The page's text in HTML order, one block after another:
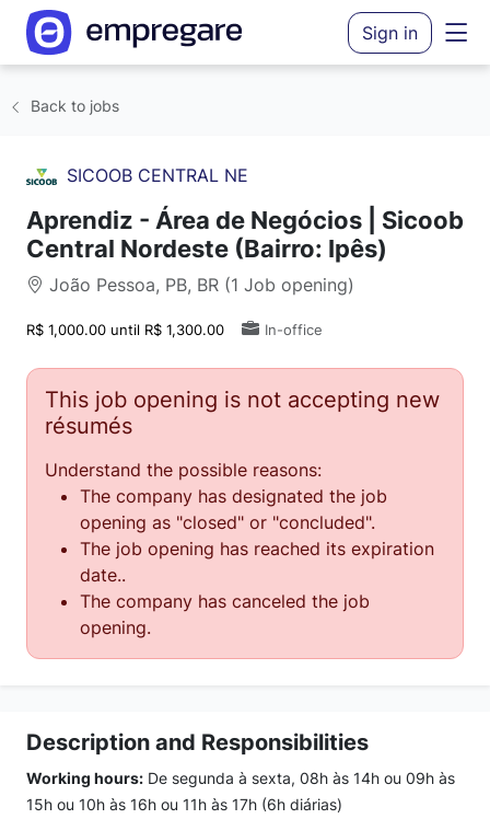
Sign in
Back to jobs
SICOOB CENTRAL NE
Aprendiz - Área de Negócios | Sicoob
Central Nordeste (Bairro: Ipês)
João Pessoa, PB, BR (1 Job opening)
R$ 1,000.00 until R$ 1,300.00 In-office
This job opening is not accepting new
résumés
Understand the possible reasons:
The company has designated the job
opening as "closed" or "concluded".
The job opening has reached its expiration
date..
The company has canceled the job
opening.
Description and Responsibilities
Working hours: De segunda à sexta, 08h às 14h ou 09h às
15h ou 10h às 16h ou 11h às 17h (6h diárias)